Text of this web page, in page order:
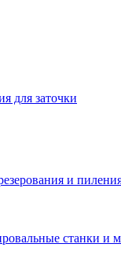
для заточки
и
станки и